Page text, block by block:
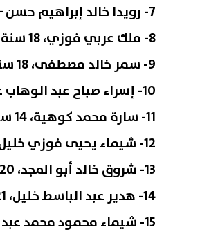
7- رويدا خالد إبراهيم حسن – كفر السنابسة.
8- ملك عربي فوزي، 18 سنة – كفر السنابسة.
9- سمر خالد مصطفى، 18 سنة – كفر السنابسة.
10- إسراء صباح عبد الوهاب عبد الخالق، 17 سنة – كفر السنابسة.
11- سارة محمد كوهية، 14 سنة – كفر السنابسة.
12- شيماء يحيى فوزي خليل، 17 سنة – كفر السنابسة.
13- شروق خالد أبو المجد، 20 سنة – كفر السنابسة.
14- هدير عبد الباسط خليل، 21 سنة – كفر السنابسة.
15- شيماء محمود محمد عبد الهادي، 21 سنة – كفر السنابسة.